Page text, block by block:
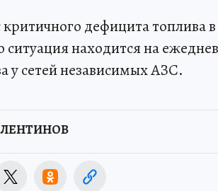
критичного дефицита топлива
ситуация находится на
у сетей независимых АЗС.